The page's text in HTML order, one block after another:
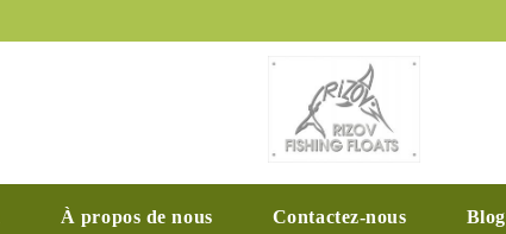
À propos de nous Contactez-nous Blog